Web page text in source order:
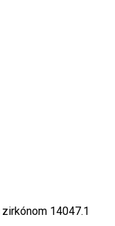
14047.1